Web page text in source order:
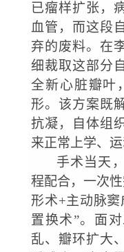
已瘤样扩张，
血管，而这段
弃的废料。在
细裁取这部分
全新心脏瓣叶
形。该方案既
抗凝，自体组
来正常上学、运
手术当天
程配合，一次
形术+主动脉
置换术”。面
乱、瓣环扩大